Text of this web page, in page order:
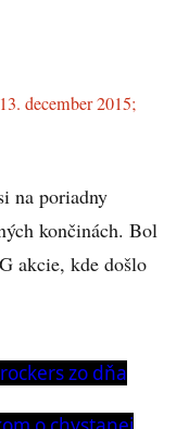
december 2015;
na poriadny
končinách. Bol
akcie, kde došlo
zo dňa